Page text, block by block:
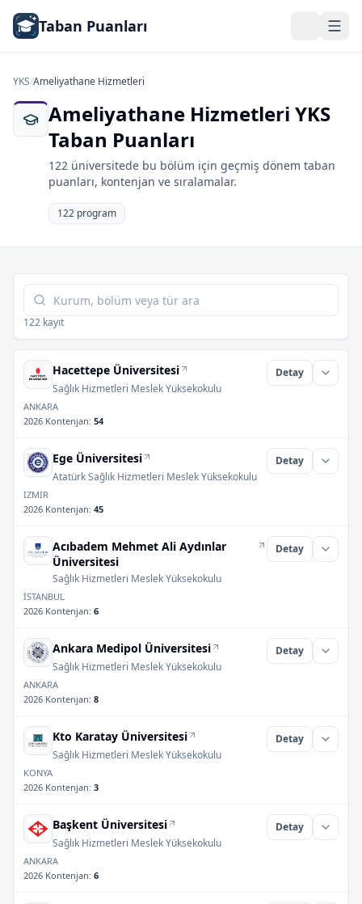
Taban Puanları
YKS/Ameliyathane Hizmetleri
Ameliyathane Hizmetleri YKS
Taban Puanları
122 üniversitede bu bölüm için geçmiş dönem taban
puanları, kontenjan ve sıralamalar.
122 program
Tabloda ara
122 kayıt
Hacettepe Üniversitesi
Sağlık Hizmetleri Meslek Yüksekokulu
Detay
ANKARA
2026 Kontenjan: 54
Ege Üniversitesi
Atatürk Sağlık Hizmetleri Meslek Yüksekokulu
Detay
İZMİR
2026 Kontenjan: 45
Acıbadem Mehmet Ali Aydınlar
Üniversitesi
Sağlık Hizmetleri Meslek Yüksekokulu
Detay
İSTANBUL
2026 Kontenjan: 6
Ankara Medipol Üniversitesi
Sağlık Hizmetleri Meslek Yüksekokulu
Detay
ANKARA
2026 Kontenjan: 8
Kto Karatay Üniversitesi
Sağlık Hizmetleri Meslek Yüksekokulu
Detay
KONYA
2026 Kontenjan: 3
Başkent Üniversitesi
Sağlık Hizmetleri Meslek Yüksekokulu
Detay
ANKARA
2026 Kontenjan: 6